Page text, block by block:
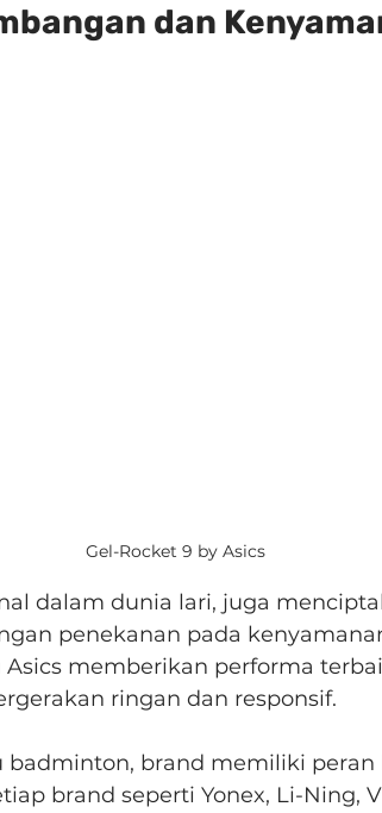
dan
Gel-Rocket 9 by Asics
dalam dunia lari, juga
penekanan pada
Asics memberikan performa
ringan dan responsif.
brand memiliki peran
brand seperti Yonex, Li-Ning,